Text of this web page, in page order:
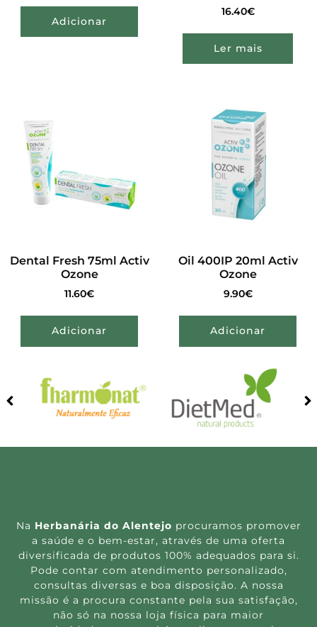
Adicionar
16.40€
Ler mais
Dental Fresh 75ml Activ
Ozone
11.60€
Adicionar
Oil 400IP 20ml Activ
Ozone
9.90€
Adicionar
Na Herbanária do Alentejo procuramos promover
a saúde e o bem-estar, através de uma oferta
diversificada de produtos 100% adequados para si.
Pode contar com atendimento personalizado,
consultas diversas e boa disposição. A nossa
missão é a procura constante pela sua satisfação,
não só na nossa loja física para maior